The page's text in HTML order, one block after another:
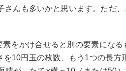
んも多いかと思います。ただ
をかけ合せると別の要素にな
10円玉の枚数、もう1つの長